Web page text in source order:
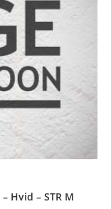
Hvid – STR M